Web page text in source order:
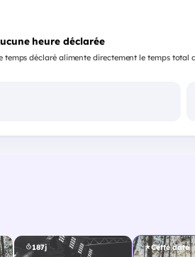
heure déclarée
temps déclaré alimente directement le temps total
187j Cette date